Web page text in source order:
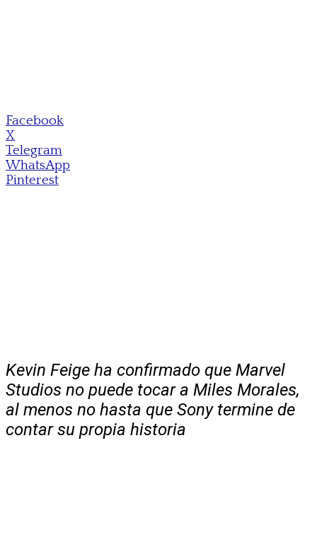
Facebook
X
Telegram
WhatsApp
Pinterest
Kevin Feige ha confirmado que Marvel
Studios no puede tocar a Miles Morales,
al menos no hasta que Sony termine de
contar su propia historia